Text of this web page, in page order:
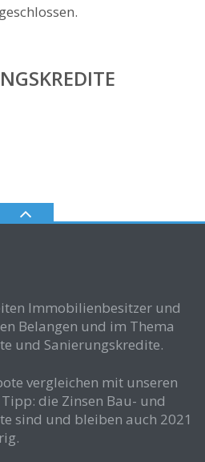
Immobilienbesitzer und
Belangen und im Thema
und Sanierungskredite.
vergleichen mit unseren
die Zinsen Bau- und
sind und bleiben auch 2021